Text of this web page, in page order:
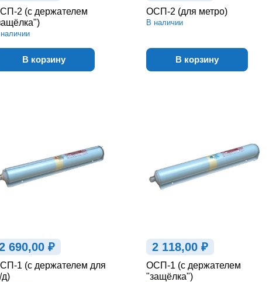
2 (с держателем
В корзину
ОСП-2 (для метро)
В наличии
В корзину
690,00 ₽
1 (с держателем для
2 118,00 ₽
ОСП-1 (с держателем
"защёлка")